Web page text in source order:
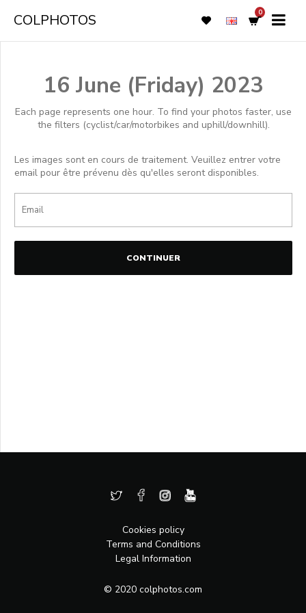
COLPHOTOS 0
16 June (Friday) 2023
Each page represents one hour. To find your photos faster, use
the filters (cyclist/car/motorbikes and uphill/downhill).
Les images sont en cours de traitement. Veuillez entrer votre
email pour être prévenu dès qu'elles seront disponibles.
CONTINUER
Cookies policy
Terms and Conditions
Legal Information
© 2020 colphotos.com